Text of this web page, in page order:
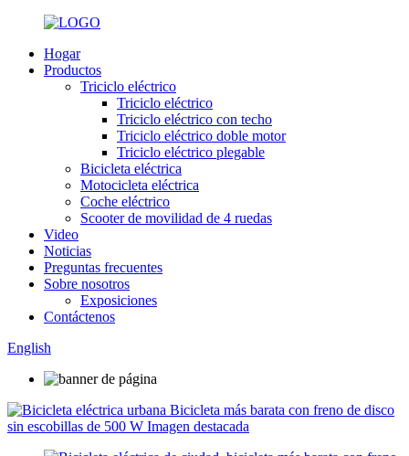
Hogar
Productos
Triciclo eléctrico
Triciclo eléctrico
Triciclo eléctrico con techo
Triciclo eléctrico doble motor
Triciclo eléctrico plegable
Bicicleta eléctrica
Motocicleta eléctrica
Coche eléctrico
Scooter de movilidad de 4 ruedas
Video
Noticias
Preguntas frecuentes
Sobre nosotros
Exposiciones
Contáctenos
English